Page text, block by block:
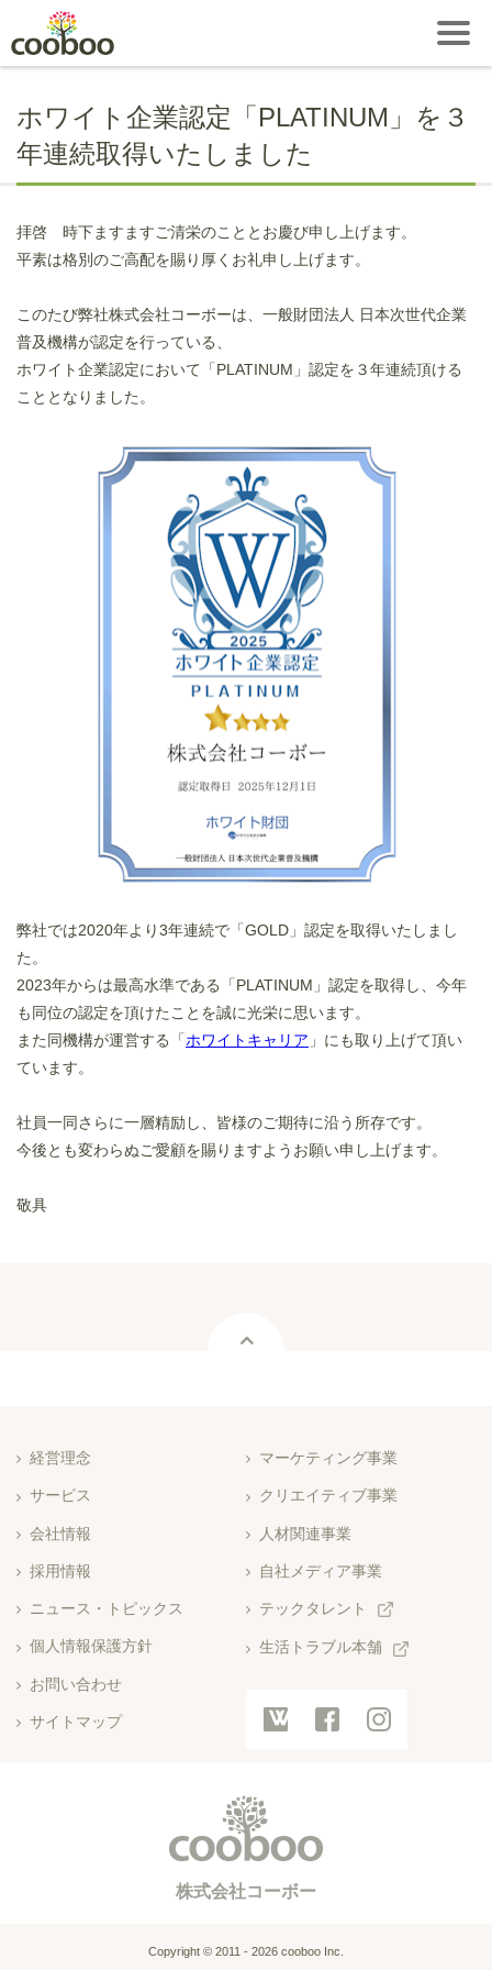
ホワイト企業認定「PLATINUM」を３
年連続取得いたしました
拝啓 時下ますますご清栄のこととお慶び申し上げます。
平素は格別のご高配を賜り厚くお礼申し上げます。
このたび弊社株式会社コーボーは、一般財団法人 日本次世代企業
普及機構が認定を行っている、
ホワイト企業認定において「PLATINUM」認定を３年連続頂ける
こととなりました。
弊社では2020年より3年連続で「GOLD」認定を取得いたしまし
た。
2023年からは最高水準である「PLATINUM」認定を取得し、今年
も同位の認定を頂けたことを誠に光栄に思います。
また同機構が運営する「ホワイトキャリア 」にも取り上げて頂い
ています。
社員一同さらに一層精励し、皆様のご期待に沿う所存です。
今後とも変わらぬご愛顧を賜りますようお願い申し上げます。
敬具

経営理念
サービス
会社情報
採用情報
マーケティング事業
クリエイティブ事業
人材関連事業
自社メディア事業
ニュース・トピックス
個人情報保護方針
お問い合わせ
サイトマップ
テックタレント
生活トラブル本舗
Copyright © 2011 - 2026 cooboo Inc.